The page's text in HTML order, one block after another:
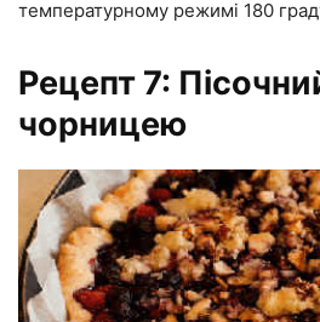
температурному режимі 180
Рецепт 7:
чорницею